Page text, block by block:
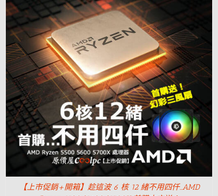
【上市促銷+開箱】趁這波 6 核 12 緒不用四仟…AMD